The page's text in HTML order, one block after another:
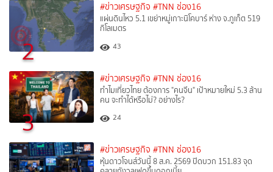
2
#ข่าวเศรษฐกิจ #TNN ช่อง16
แผ่นดินไหว 5.1 เขย่าหมู่เกาะนิโคบาร์ ห่าง จ.ภูเก็ต 519
กิโลเมตร
43
3
#ข่าวเศรษฐกิจ #TNN ช่อง16
ทำไมเที่ยวไทย ต้องการ "คนจีน" เป้าหมายใหม่ 5.3 ล้าน
คน จะทำได้หรือไม่? อย่างไร?
24
#ข่าวเศรษฐกิจ #TNN ช่อง16
หุ้นดาวโจนส์วันนี้ 8 ส.ค. 2569 ปิดบวก 151.83 จุด